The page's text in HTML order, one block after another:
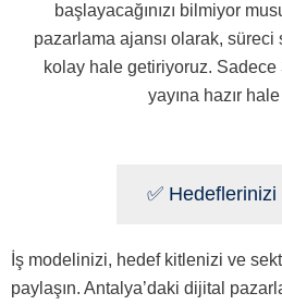
başlayacağınızı bilmiyor
pazarlama ajansı olarak, süreci
kolay hale getiriyoruz. Sadece
yayına hazır
✅ Hedeflerinizi
İş modelinizi, hedef kitlenizi ve
paylaşın. Antalya’daki dijital